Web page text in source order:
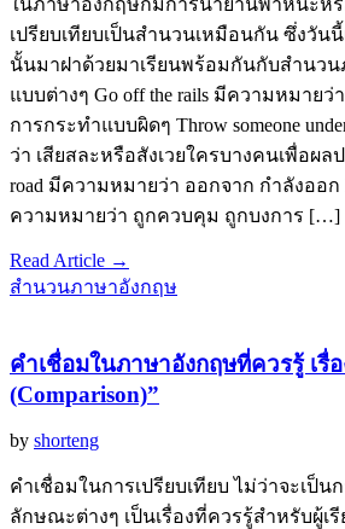
ในภาษาอังกฤษก็มีการนำยานพาหนะห
เปรียบเทียบเป็นสำนวนเหมือนกัน ซึ่งวัน
นั้นมาฝาด้วยมาเรียนพร้อมกันกับสำนว
แบบต่างๆ Go off the rails มีความหมายว่
การกระทำแบบผิดๆ Throw someone
ว่า เสียสละหรือสังเวยใครบางคนเพื่อผล
road มีความหมายว่า ออกจาก กำลังออก
ความหมายว่า ถูกควบคุม ถูกบงการ […]
Read Article →
สำนวนภาษาอังกฤษ
คำเชื่อมในภาษาอังกฤษที่ควรรู้ เรื่อ
(Comparison)”
by shorteng
คำเชื่อมในการเปรียบเทียบ ไม่ว่าจะเป็
ลักษณะต่างๆ เป็นเรื่องที่ควรรู้สำหรับผู้เ